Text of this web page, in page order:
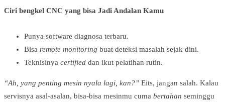
Ciri bengkel CNC yang bisa Jadi Andalan Kamu
Punya software diagnosa terbaru.
Bisa remote monitoring buat deteksi masalah sejak dini.
Teknisinya certified dan ikut pelatihan rutin.
“Ah, yang penting mesin nyala lagi, kan?” Eits, jangan salah. Kalau
servisnya asal-asalan, bisa-bisa mesinmu cuma bertahan seminggu